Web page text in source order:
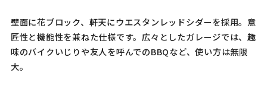
壁面に花ブロック、軒天にウエスタンレッドシダーを採用。意
匠性と機能性を兼ねた仕様です。広々としたガレージでは、趣
味のバイクいじりや友人を呼んでのBBQなど、使い方は無限
大。